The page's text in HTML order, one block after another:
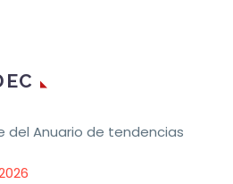
del Anuario de tendencias